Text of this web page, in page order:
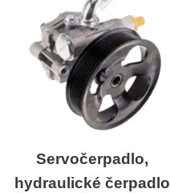
Servočerpadlo,
hydraulické čerpadlo